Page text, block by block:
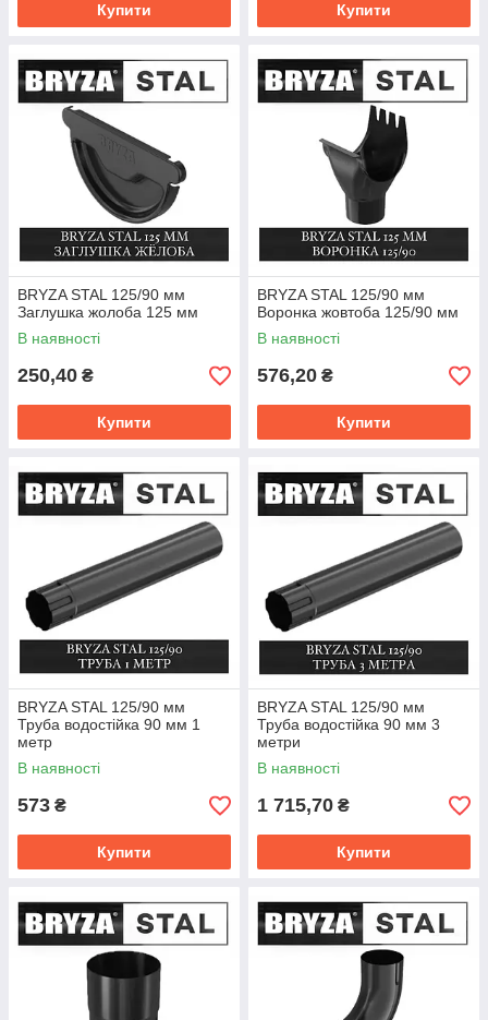
Купити Купити
BRYZA STAL 125/90 мм
Заглушка жолоба 125 мм
В наявності
250,40 ₴
Купити
BRYZA STAL 125/90 мм
Воронка жовтоба 125/90 мм
В наявності
576,20 ₴
Купити
BRYZA STAL 125/90 мм
Труба водостійка 90 мм 1
метр
В наявності
573 ₴
Купити
BRYZA STAL 125/90 мм
Труба водостійка 90 мм 3
метри
В наявності
1 715,70 ₴
Купити